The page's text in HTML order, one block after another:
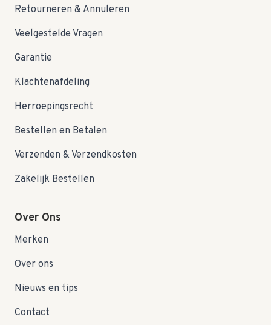
Retourneren & Annuleren
Veelgestelde Vragen
Garantie
Klachtenafdeling
Herroepingsrecht
Bestellen en Betalen
Verzenden & Verzendkosten
Zakelijk Bestellen
Over Ons
Merken
Over ons
Nieuws en tips
Contact